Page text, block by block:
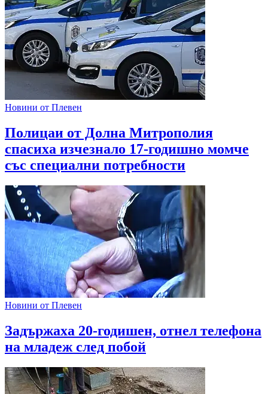
Новини от Плевен
Полицаи от Долна Митрополия
спасиха изчезнало 17-годишно момче
със специални потребности
Новини от Плевен
Задържаха 20-годишен, отнел телефона
на младеж след побой